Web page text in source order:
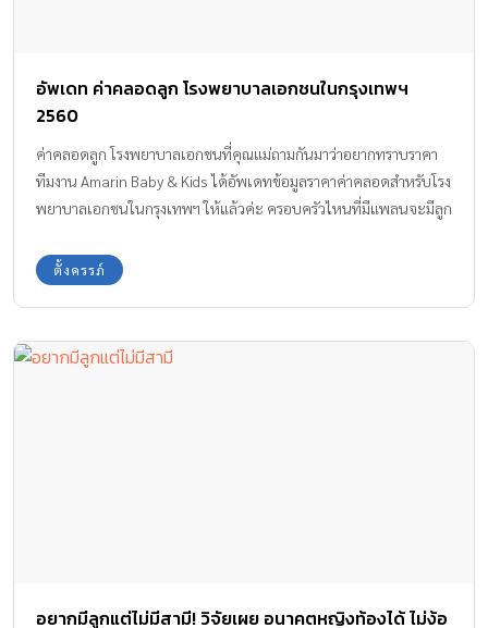
อัพเดท ค่าคลอดลูก โรงพยาบาลเอกชนในกรุงเทพฯ
2560
ค่าคลอดลูก โรงพยาบาลเอกชนที่คุณแม่ถามกันมาว่าอยากทราบราคา
ทีมงาน Amarin Baby & Kids ได้อัพเดทข้อมูลราคาค่าคลอดสำหรับโรง
พยาบาลเอกชนในกรุงเทพฯ ให้แล้วค่ะ ครอบครัวไหนที่มีแพลนจะมีลูก
ลูกด้วย ลองศึกษาข้อมูลที่นำมาให้ทราบนี้กันค่ะ
ตั้งครรภ์
อยากมีลูกแต่ไม่มีสามี! วิจัยเผย อนาคตหญิงท้องได้ ไม่ง้อ